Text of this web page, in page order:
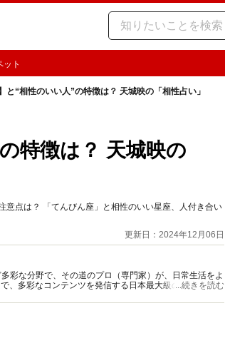
ット
と“相性のいい人”の特徴は？ 天城映の「相性占い」
特徴は？ 天城映の
意点は？ 「てんびん座」と相性のいい星座、人付き合い
更新日：2024年12月06日
彩な分野で、その道のプロ（専門家）が、日常生活をよ
、多彩なコンテンツを発信する日本最大級の総合情報サ
...続きを読む